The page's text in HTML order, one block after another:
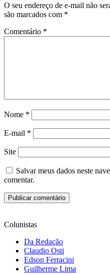
O seu endereço de e-mail não
são marcados com *
Comentário *
Nome *
E-mail *
Site
Salvar meus dados neste
comentar.
Colunistas
Da Redação
Claudio Osti
Edson Ferracini
Guilherme Lima